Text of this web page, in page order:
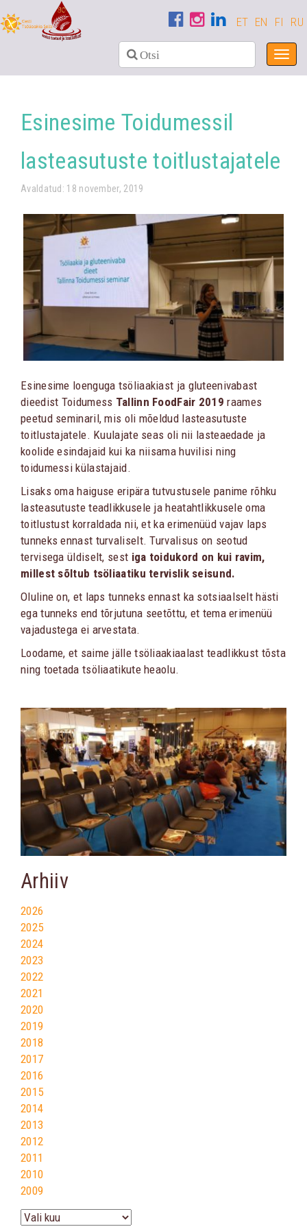
ET EN FI RU
Esinesime Toidumessil
lasteasutuste toitlustajatele
Avaldatud: 18 november, 2019
Esinesime loenguga tsöliaakiast ja gluteenivabast
dieedist Toidumess Tallinn FoodFair 2019 raames
peetud seminaril, mis oli mõeldud lasteasutuste
toitlustajatele. Kuulajate seas oli nii lasteaedade ja
koolide esindajaid kui ka niisama huvilisi ning
toidumessi külastajaid.
Lisaks oma haiguse eripära tutvustusele panime rõhku
lasteasutuste teadlikkusele ja heatahtlikkusele oma
toitlustust korraldada nii, et ka erimenüüd vajav laps
tunneks ennast turvaliselt. Turvalisus on seotud
tervisega üldiselt, sest iga toidukord on kui ravim,
millest sõltub tsöliaatiku tervislik seisund.
Oluline on, et laps tunneks ennast ka sotsiaalselt hästi
ega tunneks end tõrjutuna seetõttu, et tema erimenüü
vajadustega ei arvestata.
Loodame, et saime jälle tsöliaakiaalast teadlikkust tõsta
ning toetada tsöliaatikute heaolu.
Arhiiv
2026
2025
2024
2023
2022
2021
2020
2019
2018
2017
2016
2015
2014
2013
2012
2011
2010
2009
Arhiiv